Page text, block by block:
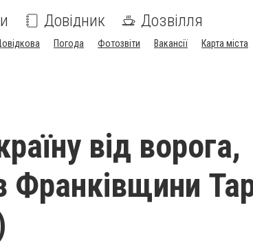
Довідник Дозвілля
Погода Фотозвіти Вакансії Карта міста
від ворога,
Франківщини